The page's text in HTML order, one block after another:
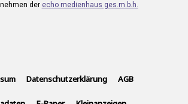
der echo medienhaus ges.m.b.h.
Datenschutzerklärung AGB